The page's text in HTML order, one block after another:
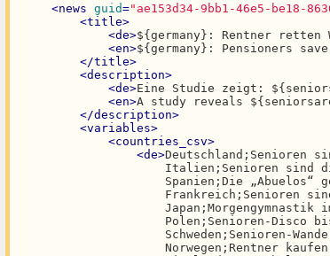
<news guid="ae153d34-9bb1-46e5-be18-
<title>
<de>${germany}: Rentner retten
<en>${germany}: Pensioners save
</title>
<description>
<de>Eine Studie zeigt:
<en>A study reveals
</description>
<variables>
<countries_csv>
<de>Deutschland;Senioren
Italien;Senioren sind
Spanien;Die „Abuelos“
Frankreich;Senioren
Japan;Morgengymnastik
Polen;Senioren-Disco
Schweden;Senioren-
Norwegen;Rentner